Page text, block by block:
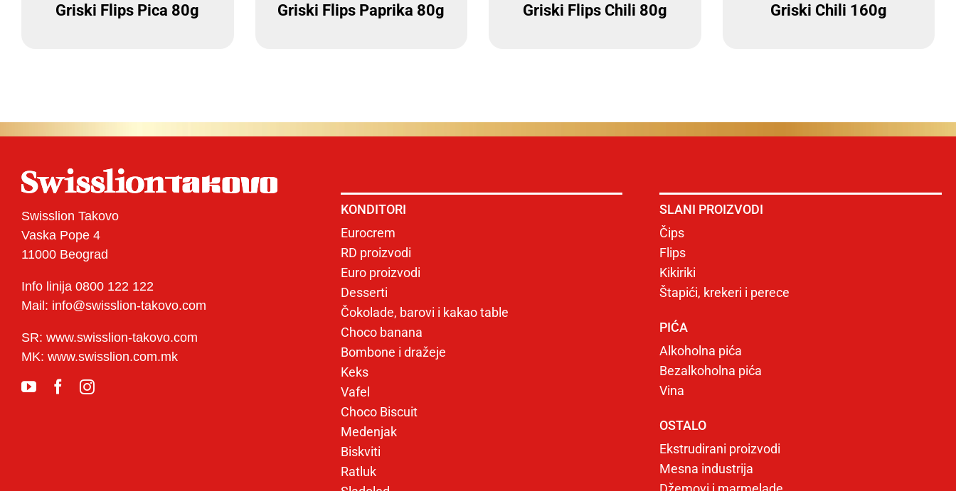
Griski Flips Pica 80g Griski Flips Paprika 80g Griski Flips Chili 80g Griski Chili 160g
Swisslion Takovo
Vaska Pope 4
11000 Beograd
Info linija 0800 122 122
Mail: info@swisslion-takovo.com
SR: www.swisslion-takovo.com
MK: www.swisslion.com.mk
KONDITORI
Eurocrem
RD proizvodi
Euro proizvodi
Desserti
Čokolade, barovi i kakao table
Choco banana
Bombone i dražeje
Keks
Vafel
Choco Biscuit
Medenjak
Biskviti
Ratluk
SLANI PROIZVODI
Čips
Flips
Kikiriki
Štapići, krekeri i perece
PIĆA
Alkoholna pića
Bezalkoholna pića
Vina
OSTALO
Ekstrudirani proizvodi
Mesna industrija